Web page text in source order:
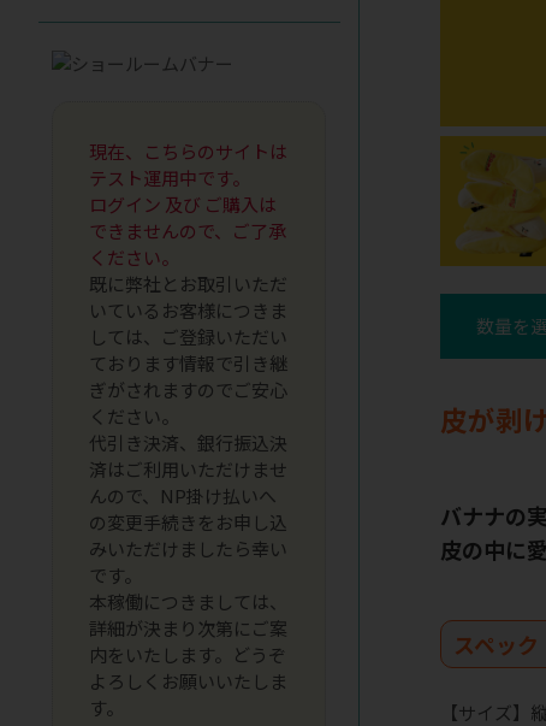
数量を
皮が剥
バナナの
皮の中に
スペック
【サイズ】
現在、こちらのサイトは
テスト運用中です。
ログイン 及び ご購入は
できませんので、ご了承
ください。
既に弊社とお取引いただ
いているお客様につきま
しては、ご登録いただい
ております情報で引き継
ぎがされますのでご安心
ください。
代引き決済、銀行振込決
済はご利用いただけませ
んので、NP掛け払いへ
の変更手続きをお申し込
みいただけましたら幸い
です。
本稼働につきましては、
詳細が決まり次第にご案
内をいたします。どうぞ
よろしくお願いいたしま
す。